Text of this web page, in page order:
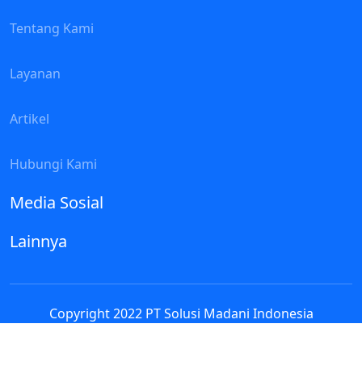
Tentang Kami
Layanan
Artikel
Hubungi Kami
Media Sosial
Lainnya
Copyright 2022 PT Solusi Madani Indonesia